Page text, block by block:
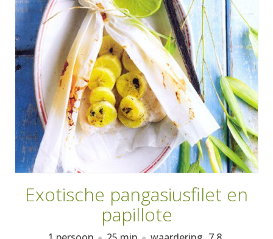
WEEKMENU'S
KOOKBOEKEN
Exotische pangasiusfilet en
papillote